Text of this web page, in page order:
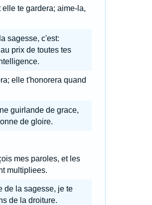
te gardera; aime-la,
sagesse, c'est:
prix de toutes tes
elle t'honorera quand
guirlande de grace,
de gloire.
mes paroles, et les
multipliees.
de la sagesse, je te
de la droiture.